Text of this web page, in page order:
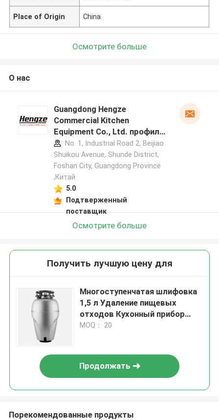
Place of Origin China
Осмотрите больше
О нас
Guangdong Hengze
Commercial Kitchen
Equipment Co., Ltd. профиль
производителя
No. 1, Industrial Road 2, Beijiao
Shuikou Avenue, Shunde District,
Foshan City, Guangdong Province
,Китай
5.0
Подтверженный
поставщик
Осмотрите больше
Получить лучшую цену для
Многоступенчатая шлифовка
1,5 л Удаление пищевых
отходов Кухонный прибор
200*200*400 мм
MOQ： 20
Продолжать
Порекомендованные продукты